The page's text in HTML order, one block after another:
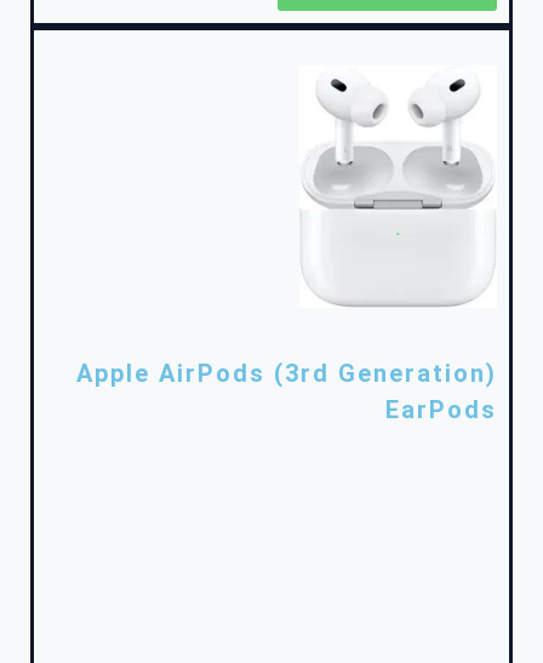
Apple AirPods (3rd Generation)
EarPods